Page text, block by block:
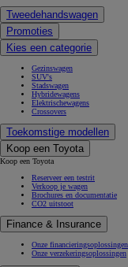
Tweedehandswagen
Promoties
Kies een categorie
Gezinswagen
SUV's
Stadswagen
Hybridewagens
Elektrischewagens
Crossovers
Toekomstige modellen
Koop een Toyota
Koop een Toyota
Reserveer een testrit
Verkoop je wagen
Brochures en documentatie
CO2 uitstoot
Finance & Insurance
Onze financieringsoplossingen
Onze verzekeringsoplossingen